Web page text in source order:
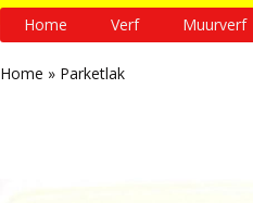
Home Verf Muurverf
Home » Parketlak